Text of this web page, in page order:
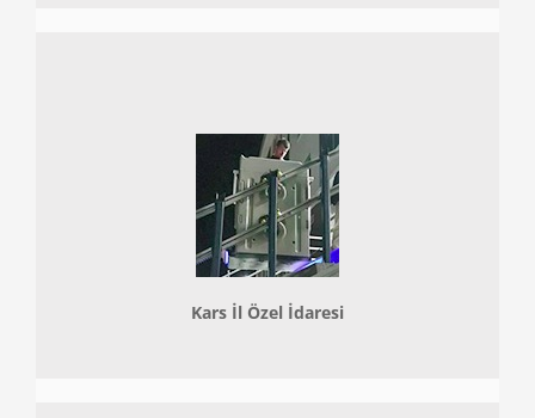
Kars İl Özel İdaresi